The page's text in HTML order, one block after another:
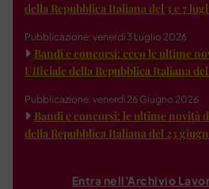
della Repubblica Italiana del 3 e 7
Pubblicazione: venerdì 3 Luglio 2026
Bandi e concorsi: ecco le ultime
Ufficiale della Repubblica Italiana
Pubblicazione: venerdì 26 Giugno 2026
Bandi e concorsi: le ultime novità
della Repubblica Italiana del 23
Entra nell'Archivio